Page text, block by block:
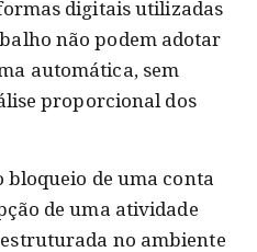
digitais utilizadas
não podem adotar
automática, sem
proporcional dos
bloqueio de uma conta
de uma atividade
no ambiente